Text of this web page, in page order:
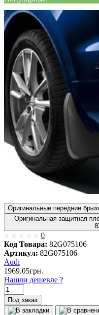
Оригинальные передние
Оригинальная защитная
0
Код Товара: 82G075106
Артикул: 82G075106
Audi
1969.05грн.
Нашли дешевле ?
Под заказ